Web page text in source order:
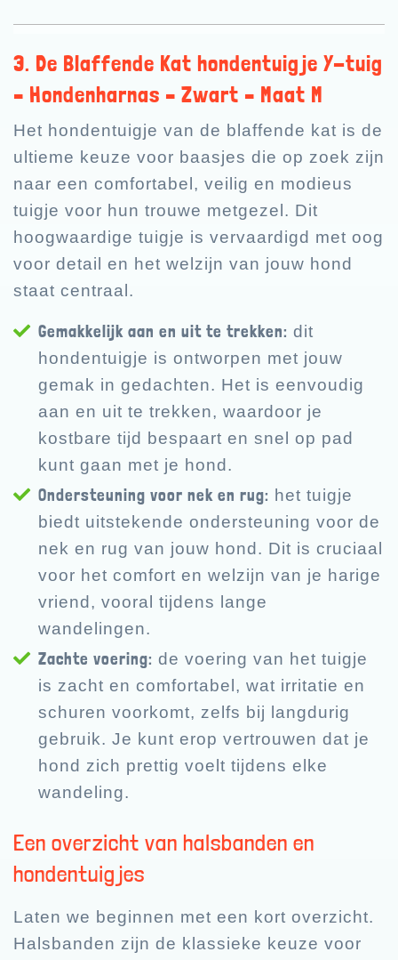
3. De Blaffende Kat hondentuigje Y-tuig
– Hondenharnas – Zwart – Maat M
Het hondentuigje van de blaffende kat is de
ultieme keuze voor baasjes die op zoek zijn
naar een comfortabel, veilig en modieus
tuigje voor hun trouwe metgezel. Dit
hoogwaardige tuigje is vervaardigd met oog
voor detail en het welzijn van jouw hond
staat centraal.
Gemakkelijk aan en uit te trekken: dit
hondentuigje is ontworpen met jouw
gemak in gedachten. Het is eenvoudig
aan en uit te trekken, waardoor je
kostbare tijd bespaart en snel op pad
kunt gaan met je hond.
Ondersteuning voor nek en rug: het tuigje
biedt uitstekende ondersteuning voor de
nek en rug van jouw hond. Dit is cruciaal
voor het comfort en welzijn van je harige
vriend, vooral tijdens lange
wandelingen.
Zachte voering: de voering van het tuigje
is zacht en comfortabel, wat irritatie en
schuren voorkomt, zelfs bij langdurig
gebruik. Je kunt erop vertrouwen dat je
hond zich prettig voelt tijdens elke
wandeling.
Een overzicht van halsbanden en
hondentuigjes
Laten we beginnen met een kort overzicht.
Halsbanden zijn de klassieke keuze voor